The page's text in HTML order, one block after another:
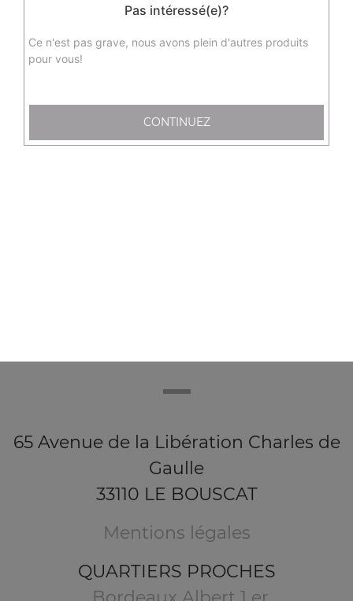
sushi saumon, 12 sashimi saumon, 6 raviolis au poulet, 6
Actuellement non disponible
saumon, 12 sashimi saumon, 6 raviolis, 4 brochettes, 2
soupes et 2 salades pour 2 personnes
65 Avenue de la Libération Charles de
Gaulle
33110 LE BOUSCAT
Mentions légales
QUARTIERS PROCHES
Pas intéressé(e)?
Ce n'est pas grave, nous avons plein d'autres produits
pour vous!
CONTINUEZ